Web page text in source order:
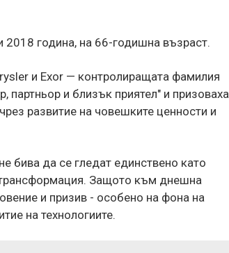
година, на 66-годишна възраст.
и Exor — контролиращата фамилия
партньор и близък приятел" и призоваха
развитие на човешките ценности и
бива да се гледат единствено като
Защото към днешна
и призив - особено на фона на
на технологиите.